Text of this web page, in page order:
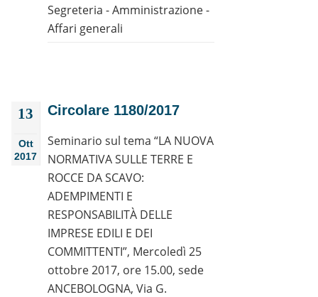
Segreteria - Amministrazione -
Affari generali
13
Ott
2017
Circolare 1180/2017
Seminario sul tema “LA NUOVA
NORMATIVA SULLE TERRE E
ROCCE DA SCAVO:
ADEMPIMENTI E
RESPONSABILITÀ DELLE
IMPRESE EDILI E DEI
COMMITTENTI”, Mercoledì 25
ottobre 2017, ore 15.00, sede
ANCEBOLOGNA, Via G.